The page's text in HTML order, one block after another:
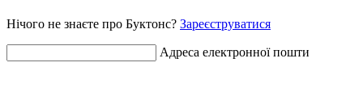
Нічого не знаєте про Буктонс? Зареєструватися
Адреса електронної пошти